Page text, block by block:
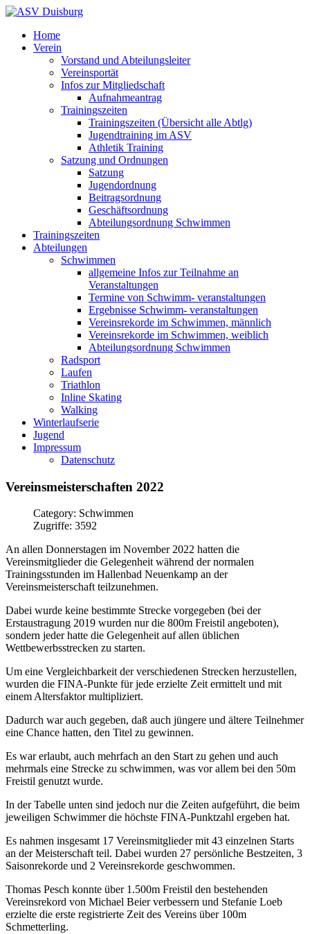
Home
Verein
Vorstand und Abteilungsleiter
Vereinsportät
Infos zur Mitgliedschaft
Aufnahmeantrag
Trainingszeiten
Trainingszeiten (Übersicht alle Abtlg)
Jugendtraining im ASV
Athletik Training
Satzung und Ordnungen
Satzung
Jugendordnung
Beitragsordnung
Geschäftsordnung
Abteilungsordnung Schwimmen
Trainingszeiten
Abteilungen
Schwimmen
allgemeine Infos zur Teilnahme an
Veranstaltungen
Termine von Schwimm- veranstaltungen
Ergebnisse Schwimm- veranstaltungen
Vereinsrekorde im Schwimmen, männlich
Vereinsrekorde im Schwimmen, weiblich
Abteilungsordnung Schwimmen
Radsport
Laufen
Triathlon
Inline Skating
Walking
Winterlaufserie
Jugend
Impressum
Datenschutz
Vereinsmeisterschaften 2022
Category: Schwimmen
Zugriffe: 3592
An allen Donnerstagen im November 2022 hatten die
Vereinsmitglieder die Gelegenheit während der normalen
Trainingsstunden im Hallenbad Neuenkamp an der
Vereinsmeisterschaft teilzunehmen.
Dabei wurde keine bestimmte Strecke vorgegeben (bei der
Erstaustragung 2019 wurden nur die 800m Freistil angeboten),
sondern jeder hatte die Gelegenheit auf allen üblichen
Wettbewerbsstrecken zu starten.
Um eine Vergleichbarkeit der verschiedenen Strecken herzustellen,
wurden die FINA-Punkte für jede erzielte Zeit ermittelt und mit
einem Altersfaktor multipliziert.
Dadurch war auch gegeben, daß auch jüngere und ältere Teilnehmer
eine Chance hatten, den Titel zu gewinnen.
Es war erlaubt, auch mehrfach an den Start zu gehen und auch
mehrmals eine Strecke zu schwimmen, was vor allem bei den 50m
Freistil genutzt wurde.
In der Tabelle unten sind jedoch nur die Zeiten aufgeführt, die beim
jeweiligen Schwimmer die höchste FINA-Punktzahl ergeben hat.
Es nahmen insgesamt 17 Vereinsmitglieder mit 43 einzelnen Starts
an der Meisterschaft teil. Dabei wurden 27 persönliche Bestzeiten, 3
Saisonrekorde und 2 Vereinsrekorde geschwommen.
Thomas Pesch konnte über 1.500m Freistil den bestehenden
Vereinsrekord von Michael Beier verbessern und Stefanie Loeb
erzielte die erste registrierte Zeit des Vereins über 100m
Schmetterling.